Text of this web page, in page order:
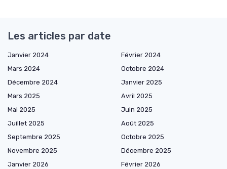
Les articles par date
Janvier 2024
Février 2024
Mars 2024
Octobre 2024
Décembre 2024
Janvier 2025
Mars 2025
Avril 2025
Mai 2025
Juin 2025
Juillet 2025
Août 2025
Septembre 2025
Octobre 2025
Novembre 2025
Décembre 2025
Janvier 2026
Février 2026